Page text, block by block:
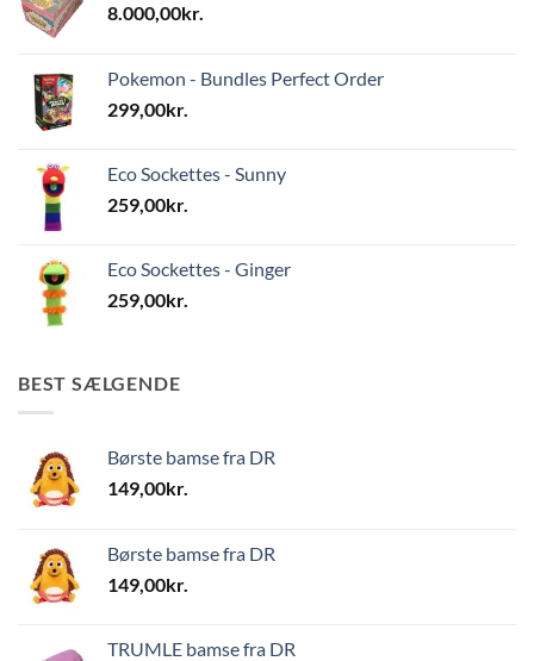
8.000,00kr.
Pokemon - Bundles Perfect Order
299,00kr.
Eco Sockettes - Sunny
259,00kr.
Eco Sockettes - Ginger
259,00kr.
BEST SÆLGENDE
Børste bamse fra DR
149,00kr.
Børste bamse fra DR
149,00kr.
TRUMLE bamse fra DR